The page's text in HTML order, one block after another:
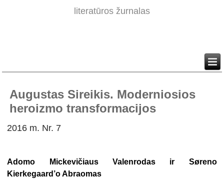
literatūros žurnalas
Augustas Sireikis. Moderniosios
heroizmo transformacijos
2016 m. Nr. 7
Adomo Mickevičiaus Valenrodas ir Søreno
Kierkegaard’o Abraomas